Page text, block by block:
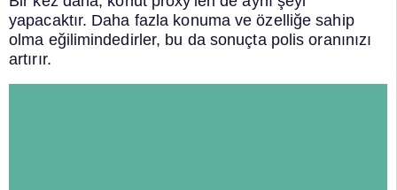
yapacaktır. Daha fazla konuma ve özelliğe sahip
olma eğilimindedirler, bu da sonuçta polis oranınızı
artırır.